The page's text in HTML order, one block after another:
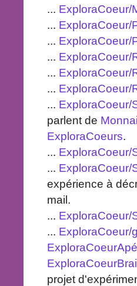
... ExploraCoeur/
... ExploraCoeur/
... ExploraCoeur/
... ExploraCoeur/
... ExploraCoeur/
... ExploraCoeur/
... ExploraCoeur/
parlent de
ExploraCoeurs.
... ExploraCoeur/
... ExploraCoeur/
expérience à
mail.
... ExploraCoeur/
... ExploraCoeur/
projet